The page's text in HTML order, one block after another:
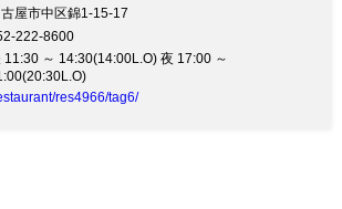
屋市中区錦1-15-17
222-8600
11:30 ～ 14:30(14:00L.O) 夜 17:00 ～
res4966/tag6/